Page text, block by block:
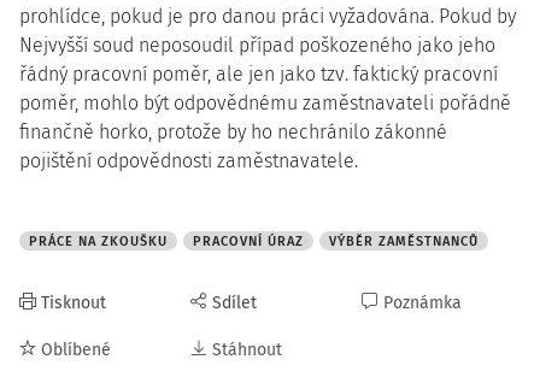
prohlídce, pokud je pro danou práci vyžadována. Pokud by
Nejvyšší soud neposoudil případ poškozeného jako jeho
řádný pracovní poměr, ale jen jako tzv. faktický pracovní
poměr, mohlo být odpovědnému zaměstnavateli pořádně
finančně horko, protože by ho nechránilo zákonné
pojištění odpovědnosti zaměstnavatele.
PRÁCE NA ZKOUŠKU PRACOVNÍ ÚRAZ VÝBĚR ZAMĚSTNANCŮ
Tisknout
Oblíbené
Sdílet
Stáhnout
Poznámka